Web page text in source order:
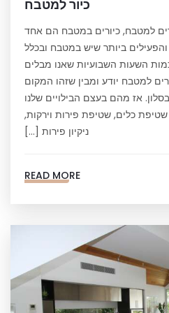
כיור למטבח
למטבח, כיורים במטבח הם אחד
ביותר שיש במטבח ובכלל
השעות השבועיות שאנו מבלים
למטבח יודע ומבין שזהו המקום
אז מהם בעצם הבילויים שלנו
כלים, שטיפת פירות וירקות,
ניקיון פירות […]
READ MORE